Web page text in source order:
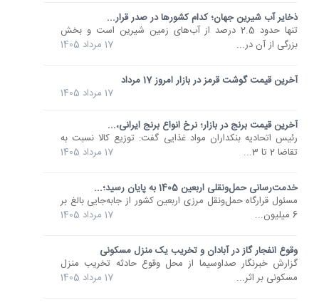
ذخایر آب شیرین جهان؛ کدام کشورها در صدر قرار...
تنها حدود 2.5 درصد از آب‌های زمین شیرین است و بخش
بزرگی از آن در...
17 مرداد 1405
آخرین قیمت گوشت قرمز در بازار امروز 17 مرداد
17 مرداد 1405
آخرین قیمت برنج در بازار؛ نرخ انواع برنج ایرانی،...
رئیس اتحادیه بنکداران مواد غذایی گفت: توزیع کالا نسبت به
تقاضا 2 تا 3...
17 مرداد 1405
خدمت‌رسانی حمل‌ونقلی اربعین 1405 به پایان رسید؛...
مسئول قرارگاه حمل‌ونقل مرزی اربعین کشور از جابه‌جایی بالغ بر
6 میلیون...
17 مرداد 1405
وقوع انفجار گاز در آبادان و تخریب یک منزل مسکونی
گزارش خبرنگار صداوسیما از محل وقوع حادثه‌ تخریب منزل
مسکونی بر اثر...
17 مرداد 1405